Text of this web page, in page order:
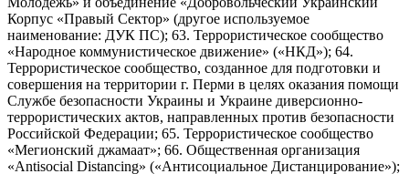
Корпус «Правый Сектор» (другое используемое
наименование: ДУК ПС); 63. Террористическое сообщество
«Народное коммунистическое движение» («НКД»); 64.
Террористическое сообщество, созданное для подготовки и
совершения на территории г. Перми в целях оказания помощи
Службе безопасности Украины и Украине диверсионно-
террористических актов, направленных против безопасности
Российской Федерации; 65. Террористическое сообщество
«Мегионский джамаат»; 66. Общественная организация
«Antisocial Distancing» («Антисоциальное Дистанцирование»);